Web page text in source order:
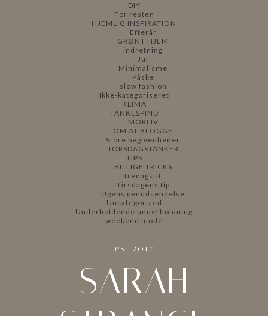
DIY
For resten
HJEMLIG INSPIRATION
Efterår
GRØNT HJEM
indretning
Jul
Minimalisme
Påske
slow fashion
Ikke-kategoriseret
KLIMA
TANKESPIND
MORLIV
OM AT BLOGGE
Store begivenheder
TORSDAGSTANKER
TIPS
BILLIGE TRICKS
fredagsfif
Tirsdagens tip
Ugens genudsendelse
Uncategorized
Underholdende underholdning
weekend mode
est 2017
SARAH